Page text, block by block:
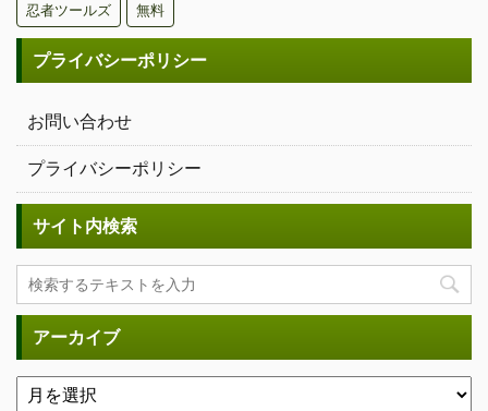
忍者ツールズ 無料
プライバシーポリシー
お問い合わせ
プライバシーポリシー
サイト内検索
アーカイブ